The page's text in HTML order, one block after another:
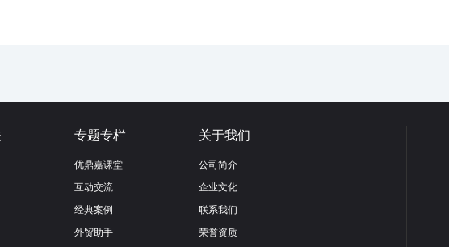
专题专栏
优鼎嘉课堂
互动交流
经典案例
外贸助手
关于我们
公司简介
企业文化
联系我们
荣誉资质